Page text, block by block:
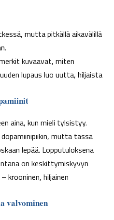
mutta pitkällä aikavälillä
kuvaavat, miten
lupaus luo uutta, hiljaista
aina, kun mieli tylsistyy.
mutta tässä
lepää. Lopputuloksena
on keskittymiskyvyn
krooninen, hiljainen
valvominen